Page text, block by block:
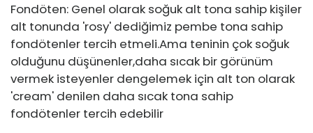
Fondöten: Genel olarak soğuk alt tona sahip kişiler
alt tonunda 'rosy' dediğimiz pembe tona sahip
fondötenler tercih etmeli.Ama teninin çok soğuk
olduğunu düşünenler,daha sıcak bir görünüm
vermek isteyenler dengelemek için alt ton olarak
'cream' denilen daha sıcak tona sahip
fondötenler tercih edebilir